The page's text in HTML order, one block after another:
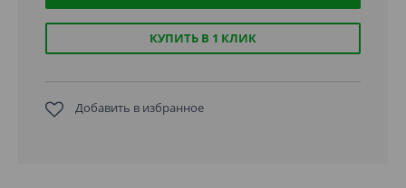
КУПИТЬ В 1 КЛИК
Добавить в избранное